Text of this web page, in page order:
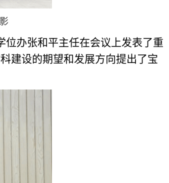
办张和平主任在会议上发表了重
建设的期望和发展方向提出了宝